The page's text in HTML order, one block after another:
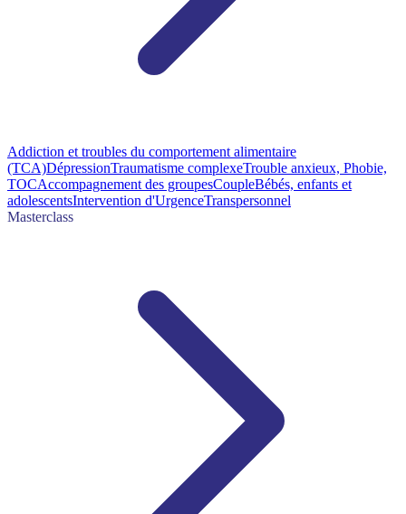
Addiction et troubles du comportement alimentaire
(TCA)DépressionTraumatisme complexeTrouble anxieux, Phobie,
TOCAccompagnement des groupesCoupleBébés, enfants et
adolescentsIntervention d'UrgenceTranspersonnel
Masterclass